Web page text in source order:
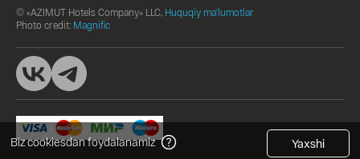
© «AZIMUT Hotels Company» LLC, Huquqiy ma'lumotlar
Photo credit: Magnific
Biz cookiesdan foydalanamiz Yaxshi